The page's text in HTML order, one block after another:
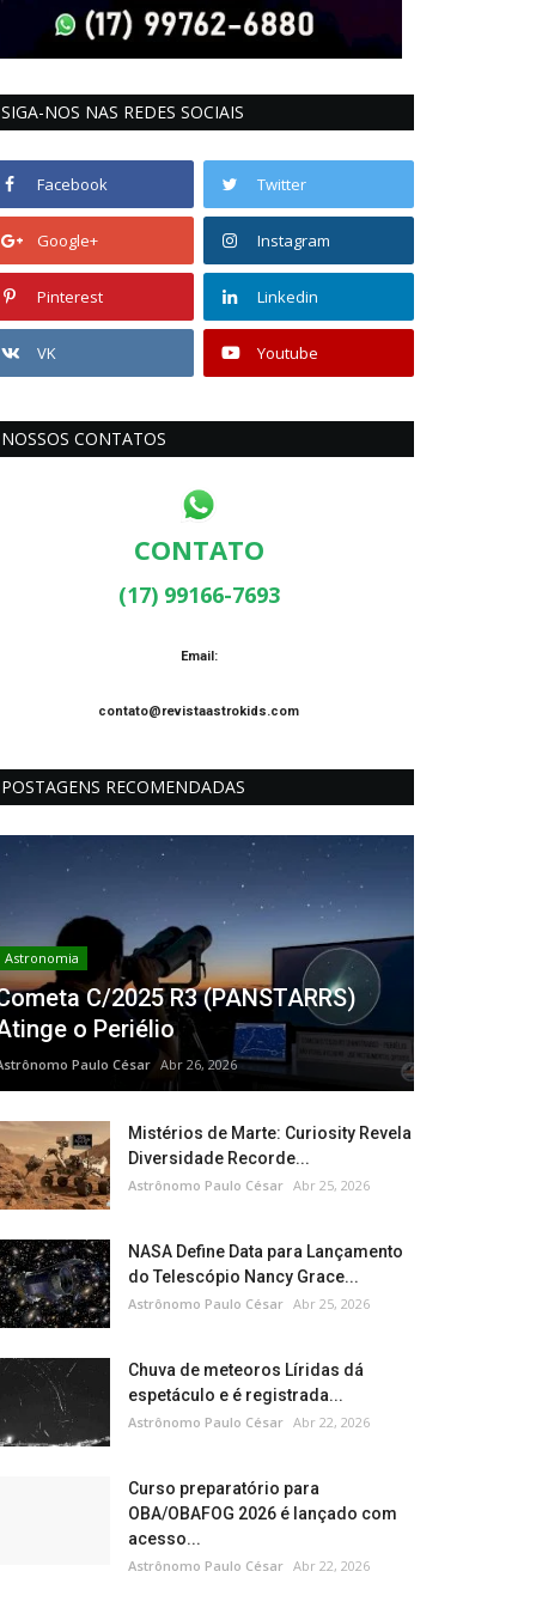
SIGA-NOS NAS REDES SOCIAIS
Facebook Twitter
Google+ Instagram
Pinterest Linkedin
VK Youtube
NOSSOS CONTATOS
CONTATO
(17) 99166-7693
Email:
contato@revistaastrokids.com
POSTAGENS RECOMENDADAS
Astronomia
C/2025 R3 (PANSTARRS)
o Periélio
Paulo César Abr 26, 2026
Mistérios de Marte: Curiosity Revela
Diversidade Recorde...
Astrônomo Paulo César Abr 25, 2026
NASA Define Data para Lançamento
do Telescópio Nancy Grace...
Astrônomo Paulo César Abr 25, 2026
Chuva de meteoros Líridas dá
espetáculo e é registrada...
Astrônomo Paulo César Abr 22, 2026
Curso preparatório para
OBA/OBAFOG 2026 é lançado com
acesso...
Astrônomo Paulo César Abr 22, 2026